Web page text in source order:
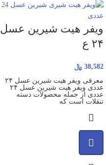
ویفر هیت شیرین عسل
۲۴ ع
38,582 ﷼
معرفی ویفر هیت شیرین عسل ۲۴
عددی ویفر هیت شیرین عسل ۲۴
عددی از جمله محصولات دسته
تنقلات است که